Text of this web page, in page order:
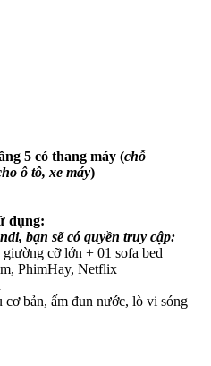
5 có thang máy (chỗ
ô tô, xe máy)
dụng:
bạn sẽ có quyền truy cập:
cỡ lớn + 01 sofa bed
PhimHay, Netflix
bản, ấm đun nước, lò vi sóng